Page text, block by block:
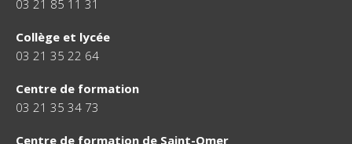
03 21 85 11 31
Collège et lycée
03 21 35 22 64
Centre de formation
03 21 35 34 73
Centre de formation de Saint-Omer